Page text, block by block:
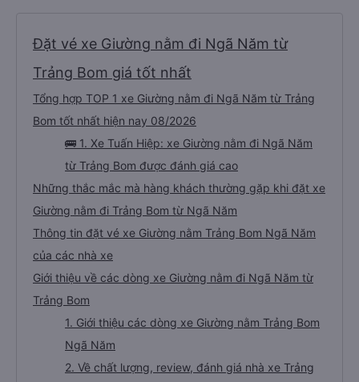
Đặt vé xe Giường nằm đi Ngã Năm từ
Trảng Bom giá tốt nhất
Tổng hợp TOP 1 xe Giường nằm đi Ngã Năm từ Trảng
Bom tốt nhất hiện nay 08/2026
🚌 1. Xe Tuấn Hiệp: xe Giường nằm đi Ngã Năm
từ Trảng Bom được đánh giá cao
Những thắc mắc mà hàng khách thường gặp khi đặt xe
Giường nằm đi Trảng Bom từ Ngã Năm
Thông tin đặt vé xe Giường nằm Trảng Bom Ngã Năm
của các nhà xe
Giới thiệu về các dòng xe Giường nằm đi Ngã Năm từ
Trảng Bom
1. Giới thiệu các dòng xe Giường nằm Trảng Bom
Ngã Năm
2. Về chất lượng, review, đánh giá nhà xe Trảng